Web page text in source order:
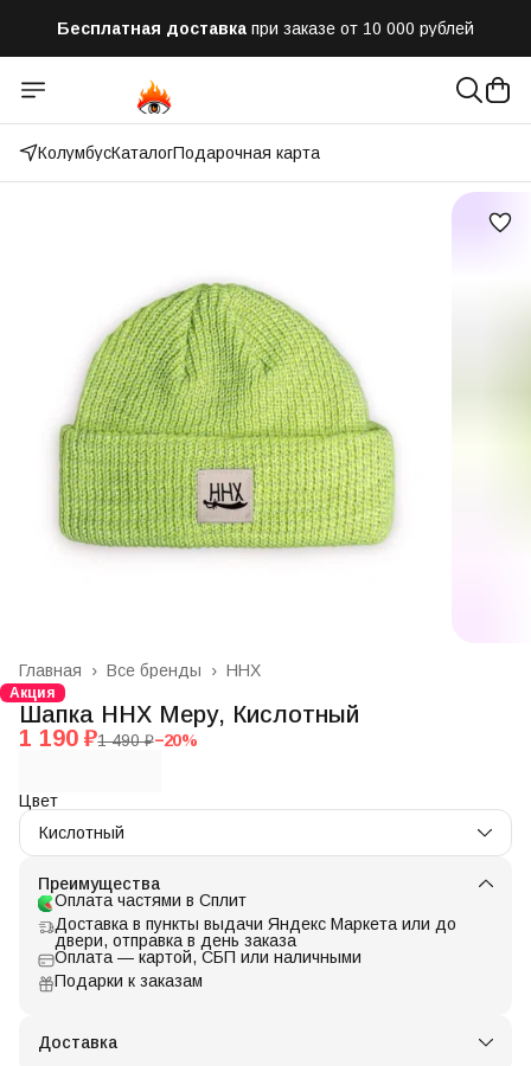
Бесплатная доставка при заказе от 10 000 рублей
Отправим заказ в течении часа после оформления
Оплатим до 50% доставки
КолумбусКаталогПодарочная карта
ННХ
Все бренды ›
Главная ›
Акция
Шапка ННХ Меру, Кислотный
1 190 ₽1 490 ₽−20%
Цвет
Кислотный
Преимущества
Оплата частями в Сплит
Доставка в пункты выдачи Яндекс Маркета или до
двери, отправка в день заказа
Оплата — картой, СБП или наличными
Подарки к заказам
Доставка